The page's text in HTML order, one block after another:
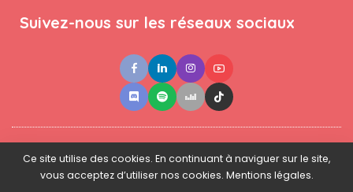
Suivez-nous sur les réseaux sociaux
Contact ●Newsletter ● L'équipe ● Mentions légales
Ce site utilise des cookies. En continuant à naviguer sur le site,
vous acceptez d’utiliser nos cookies. Mentions légales.